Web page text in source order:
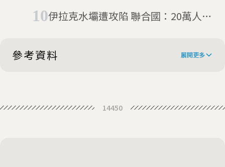
伊拉克水壩遭攻陷 聯合國：20萬人流
參考資料 展開更多
'cowardly' attack on his home
14450